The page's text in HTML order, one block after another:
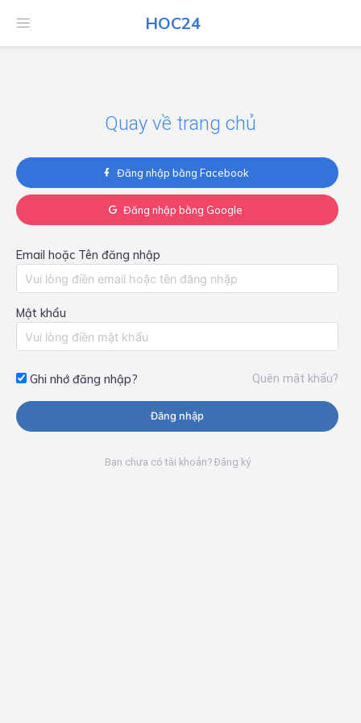
HOC24
HOC24
Quay về trang chủ
Đăng nhập bằng Facebook
Đăng nhập bằng Google
Email hoặc Tên đăng nhập
Mật khẩu
Ghi nhớ đăng nhập? Quên mật khẩu?
Đăng nhập
Bạn chưa có tài khoản? Đăng ký